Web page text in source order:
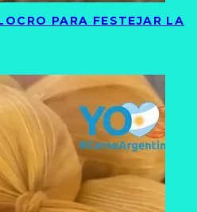
PARA FESTEJAR LA